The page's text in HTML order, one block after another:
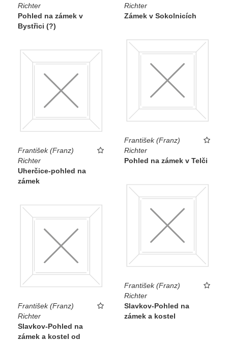
Richter
Pohled na zámek v
Bystřici (?)
Richter
Zámek v Sokolnicích
František (Franz)
Richter
Pohled na zámek v Telči
František (Franz)
Richter
Uherčice-pohled na
zámek
František (Franz)
Richter
Slavkov-Pohled na
zámek a kostel
František (Franz)
Richter
Slavkov-Pohled na
zámek a kostel od